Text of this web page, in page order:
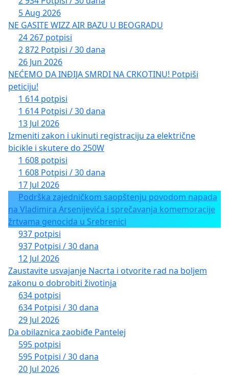
5 Aug 2026
NE GASITE WIZZ AIR BAZU U BEOGRADU
24 267 potpisi
2 872 Potpisi / 30 dana
26 Jun 2026
NEĆEMO DA INĐIJA SMRDI NA CRKOTINU! Potpiši
peticiju!
1 614 potpisi
1 614 Potpisi / 30 dana
13 Jul 2026
Izmeniti zakon i ukinuti registraciju za električne
bicikle i skutere do 250W
1 608 potpisi
1 608 Potpisi / 30 dana
17 Jul 2026
Podrška zajedničkom saopštenju povodom napada
na Vladimira Arsenijevića i sprečavanja komemoracije
žrtvama genocida u Srebrenici
937 potpisi
937 Potpisi / 30 dana
12 Jul 2026
Zaustavite usvajanje Nacrta i otvorite rad na boljem
zakonu o dobrobiti životinja
634 potpisi
634 Potpisi / 30 dana
29 Jul 2026
Da obilaznica zaobiđe Pantelej
595 potpisi
595 Potpisi / 30 dana
20 Jul 2026